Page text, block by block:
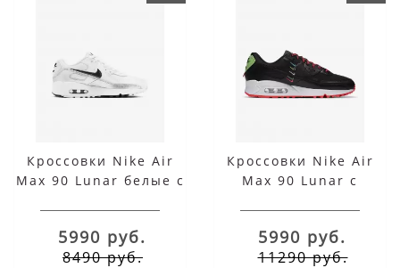
Кроссовки Nike Air
Max 90 Lunar белые с
5990 руб.
8490 руб.
Кроссовки Nike Air
Max 90 Lunar с
5990 руб.
11290 руб.